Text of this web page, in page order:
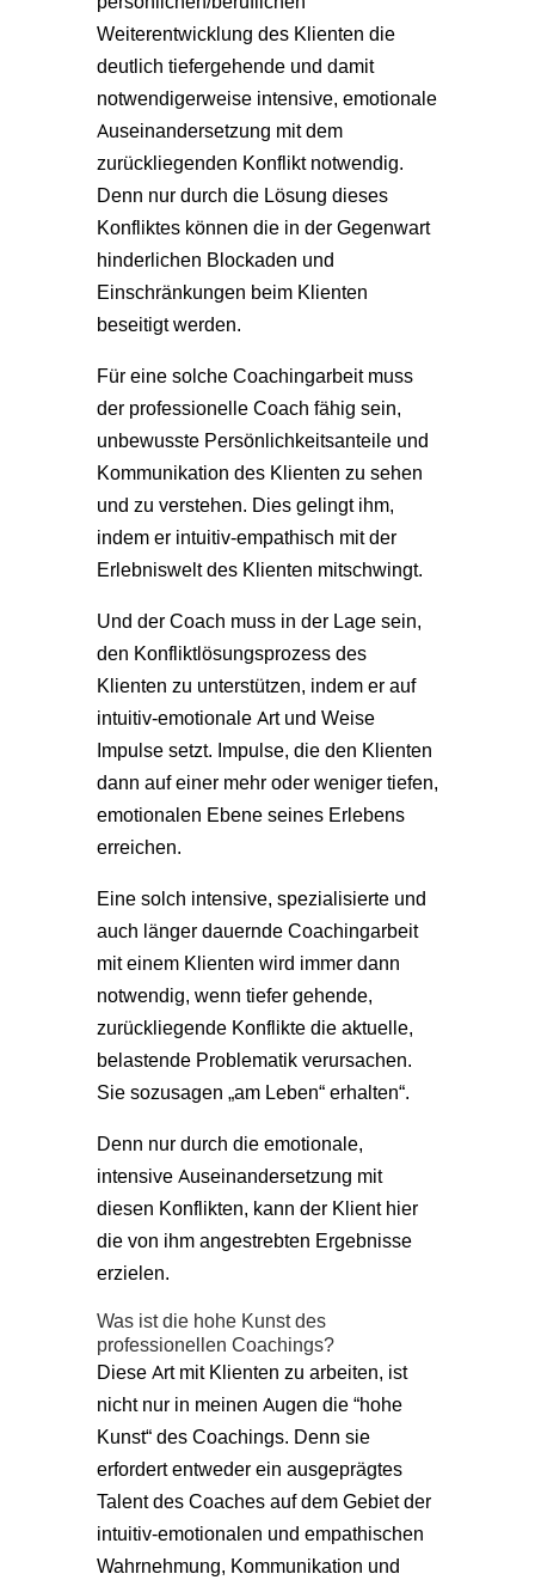
Weiterentwicklung des Klienten die
deutlich tiefergehende und damit
notwendigerweise intensive, emotionale
Auseinandersetzung mit dem
zurückliegenden Konflikt notwendig.
Denn nur durch die Lösung dieses
Konfliktes können die in der Gegenwart
hinderlichen Blockaden und
Einschränkungen beim Klienten
beseitigt werden.
Für eine solche Coachingarbeit muss
der professionelle Coach fähig sein,
unbewusste Persönlichkeitsanteile und
Kommunikation des Klienten zu sehen
und zu verstehen. Dies gelingt ihm,
indem er intuitiv-empathisch mit der
Erlebniswelt des Klienten mitschwingt.
Und der Coach muss in der Lage sein,
den Konfliktlösungsprozess des
Klienten zu unterstützen, indem er auf
intuitiv-emotionale Art und Weise
Impulse setzt. Impulse, die den Klienten
dann auf einer mehr oder weniger tiefen,
emotionalen Ebene seines Erlebens
erreichen.
Eine solch intensive, spezialisierte und
auch länger dauernde Coachingarbeit
mit einem Klienten wird immer dann
notwendig, wenn tiefer gehende,
zurückliegende Konflikte die aktuelle,
belastende Problematik verursachen.
Sie sozusagen „am Leben“ erhalten“.
Denn nur durch die emotionale,
intensive Auseinandersetzung mit
diesen Konflikten, kann der Klient hier
die von ihm angestrebten Ergebnisse
erzielen.
Was ist die hohe Kunst des
professionellen Coachings?
Diese Art mit Klienten zu arbeiten, ist
nicht nur in meinen Augen die “hohe
Kunst“ des Coachings. Denn sie
erfordert entweder ein ausgeprägtes
Talent des Coaches auf dem Gebiet der
intuitiv-emotionalen und empathischen
Wahrnehmung, Kommunikation und